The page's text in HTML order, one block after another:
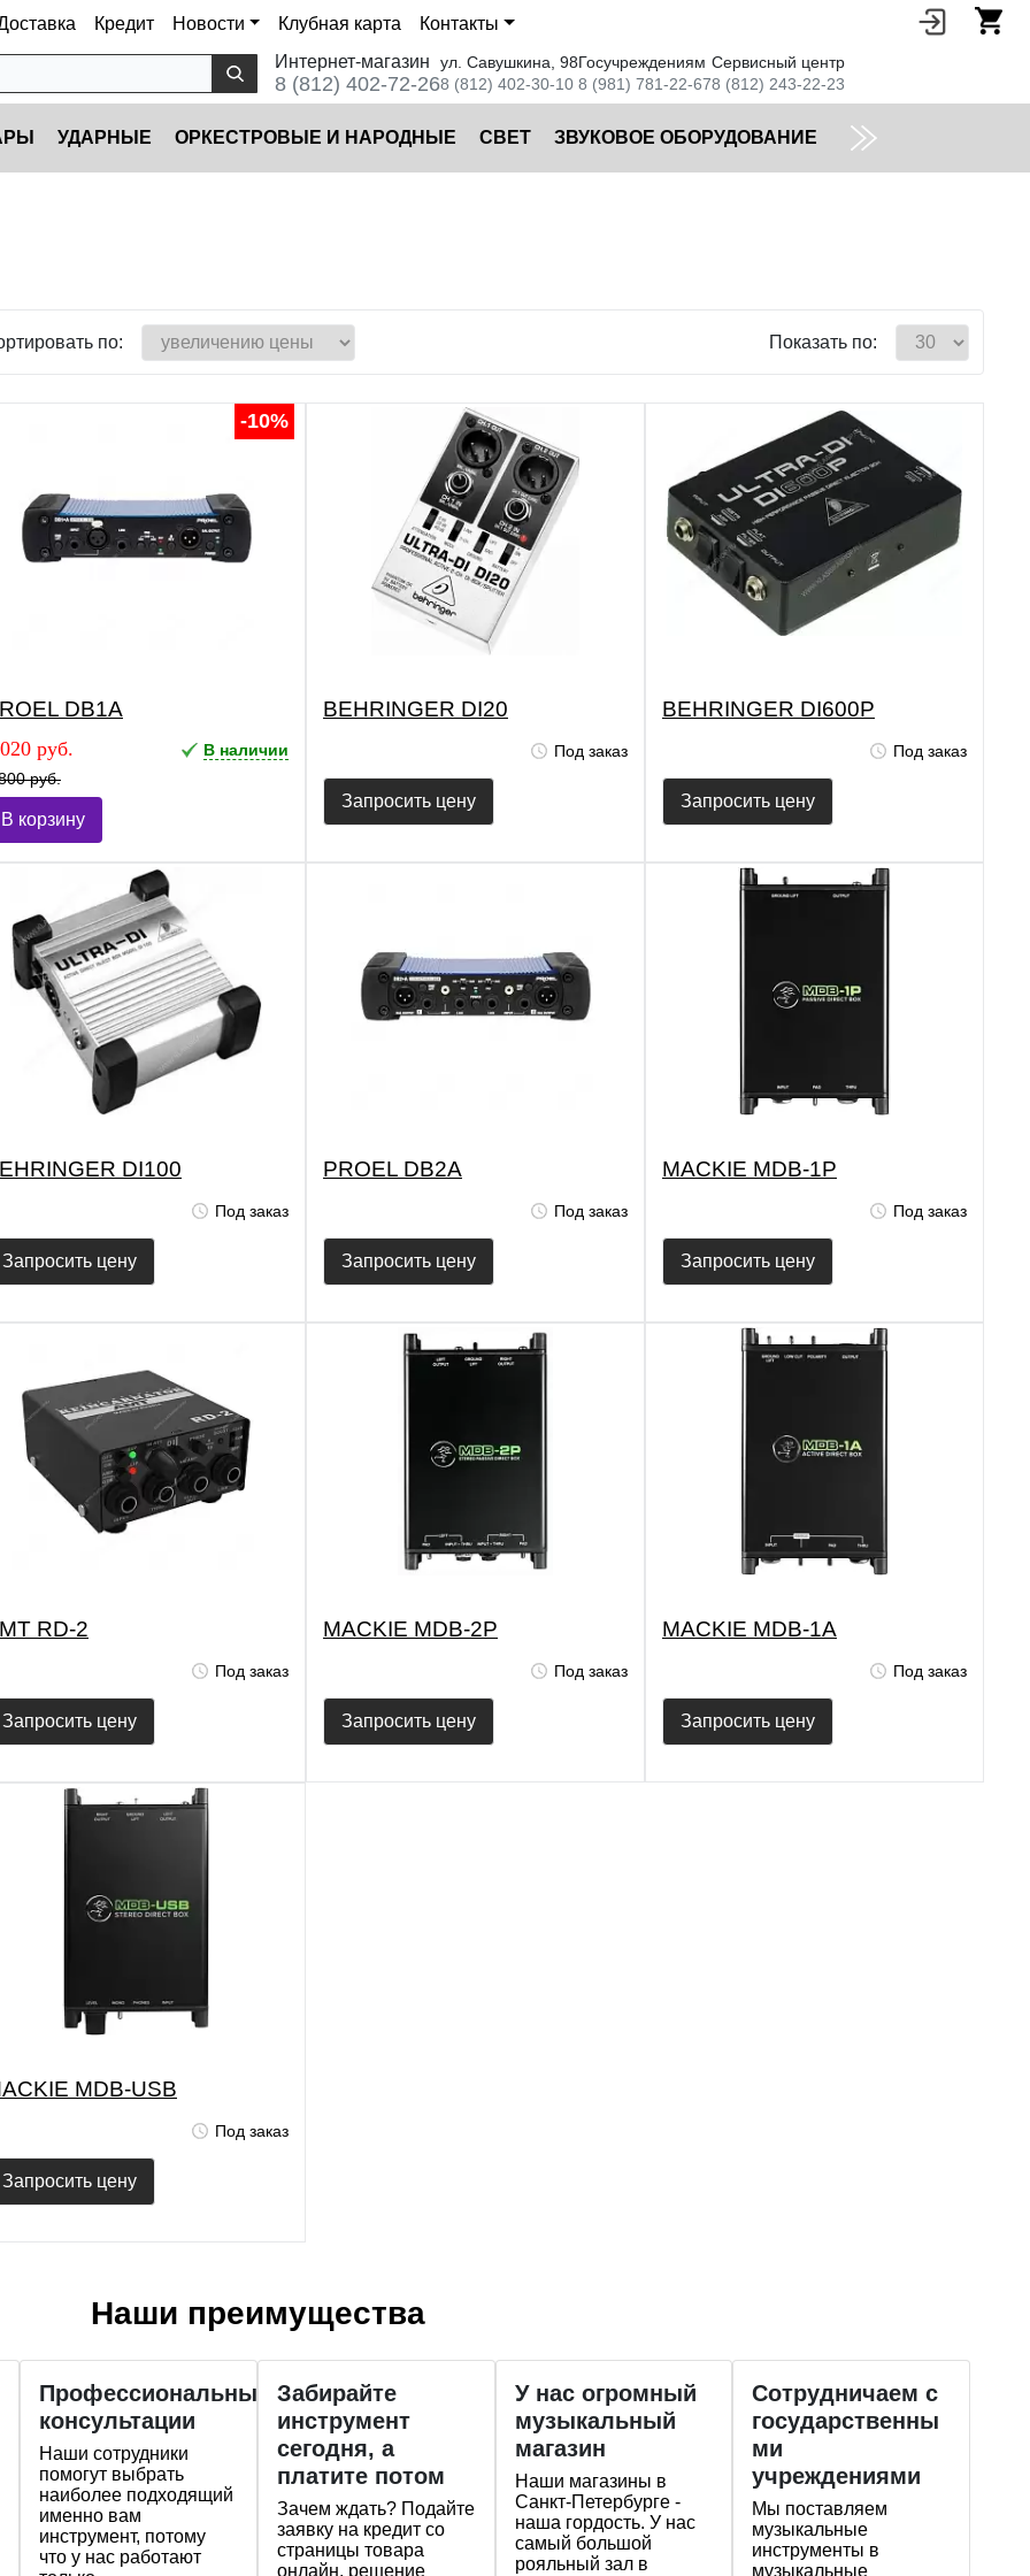
Кредит Новости Клубная карта
Контакты
Интернет-магазин
8 (812) 402-72-26
ул. Савушкина, 98
8 (812) 402-30-10
Госучреждениям
8 (981) 781-22-67
Сервисный центр
8 (812) 243-22-23
УДАРНЫЕ ОРКЕСТРОВЫЕ И НАРОДНЫЕ CВЕТ ЗВУКОВОЕ ОБОРУДОВАНИЕ
по: Показать по:
-10%
DB1A
руб.
руб.
В наличии
В корзину
BEHRINGER DI20
Под заказ
Запросить цену
BEHRINGER DI600P
Под заказ
Запросить цену
DI100
Под заказ
Запросить цену
PROEL DB2A
Под заказ
Запросить цену
MACKIE MDB-1P
Под заказ
Запросить цену
RD-2
Под заказ
Запросить цену
MACKIE MDB-2P
Под заказ
Запросить цену
MACKIE MDB-1A
Под заказ
Запросить цену
MDB-USB
Под заказ
Запросить цену
Наши преимущества
Профессиональные
консультации
Наши сотрудники
помогут выбрать
наиболее подходящий
именно вам
инструмент, потому
что у нас работают
Забирайте
инструмент
сегодня, а
платите потом
Зачем ждать? Подайте
заявку на кредит со
страницы товара
онлайн, решение
У нас огромный
музыкальный
магазин
Наши магазины в
Санкт-Петербурге -
наша гордость. У нас
самый большой
рояльный зал в
Сотрудничаем с
государственны
ми
учреждениями
Мы поставляем
музыкальные
инструменты в
музыкальные